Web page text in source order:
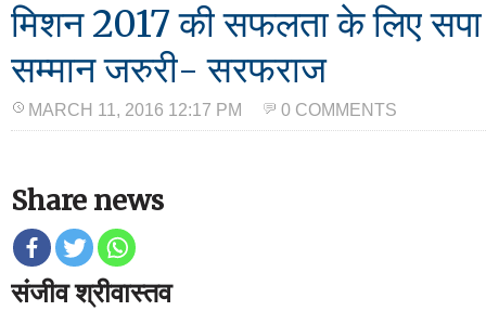
मिशन 2017 की सफलता के लिए सपा
सम्मान जरुरी- सरफराज
MARCH 11, 2016 12:17 PM 0 COMMENTS
Share news
संजीव श्रीवास्तव